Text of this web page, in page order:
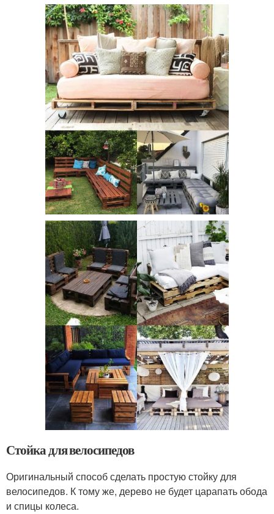
Стойка для велосипедов
Оригинальный способ сделать простую стойку для
велосипедов. К тому же, дерево не будет царапать обода
и спицы колеса.